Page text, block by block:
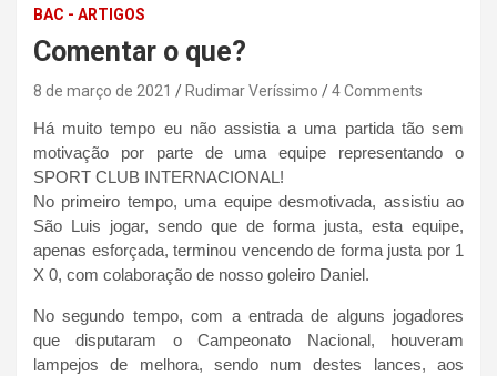
BAC - ARTIGOS
Comentar o que?
8 de março de 2021 Rudimar Veríssimo 4 Comments
Há muito tempo eu não assistia a uma partida tão sem
motivação por parte de uma equipe representando o
SPORT CLUB INTERNACIONAL!
No primeiro tempo, uma equipe desmotivada, assistiu ao
São Luis jogar, sendo que de forma justa, esta equipe,
apenas esforçada, terminou vencendo de forma justa por 1
X 0, com colaboração de nosso goleiro Daniel.
No segundo tempo, com a entrada de alguns jogadores
que disputaram o Campeonato Nacional, houveram
lampejos de melhora, sendo num destes lances, aos